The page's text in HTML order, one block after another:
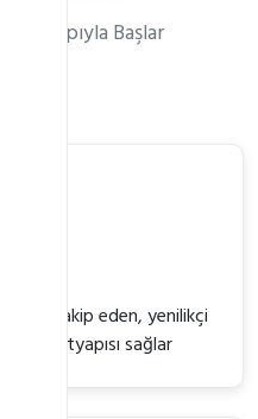
Altyapıyla Başlar
takip eden, yenilikçi
iyi altyapısı sağlar